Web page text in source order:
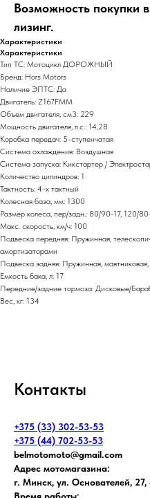
Возможность покупки
лизинг.
Характеристики
Характеристики
Тип ТС: Мотоцикл ДОРОЖНЫЙ
Бренд: Hors Motors
Наличие ЭПТС: Да
Двигатель: Z167FMM
Объем двигателя, см3: 229
Мощность двигателя, л.с.: 14,28
Коробка передач: 5-ступенчатая
Система охлаждения: Воздушная
Система запуска: Кикстартер /
Количество цилиндров: 1
Тактность: 4-x тактный
Колесная база, мм: 1300
Размер колеса, пер/задн.: 80/90-17, 120/
Макс. скорость, км/ч: 100
Подвеска передняя: Пружинная,
амортизаторами
Подвеска задняя: Пружинная,
Емкость бака, л: 17
Передние/задние тормоза: Дисковые/
Вес, кг: 134
Контакты
+375 (33) 302-53-53
+375 (44) 702-53-53
belmotomoto@gmail.com
Адрес мотомагазина:
г. Минск, ул. Основателей, 27,